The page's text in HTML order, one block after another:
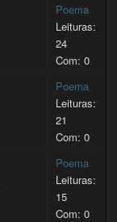
Poema
Leituras:
24
Com: 0
Poema
Leituras:
21
Com: 0
Poema
Leituras:
15
Com: 0